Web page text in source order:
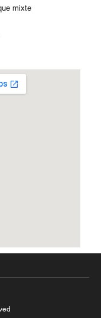
mixte